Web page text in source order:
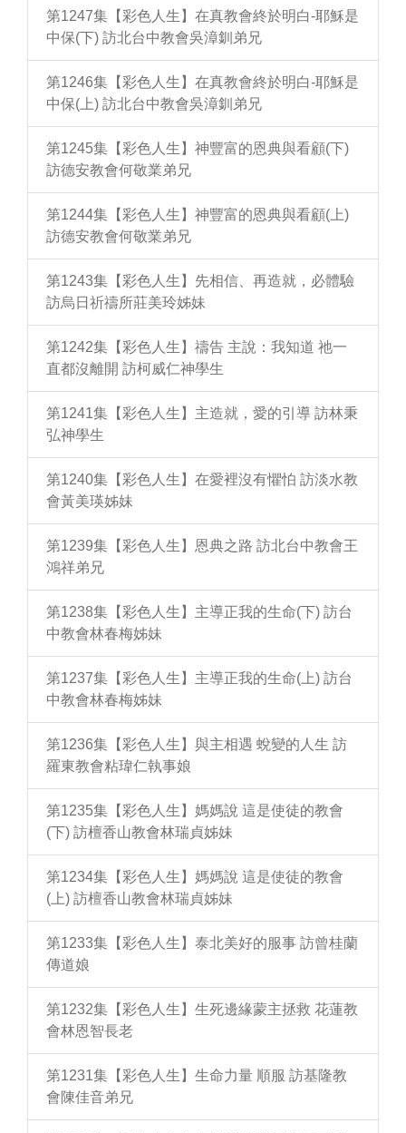
第1247集【彩色人生】在真教會終於明白-耶穌是
中保(下) 訪北台中教會吳漳釧弟兄
第1246集【彩色人生】在真教會終於明白-耶穌是
中保(上) 訪北台中教會吳漳釧弟兄
第1245集【彩色人生】神豐富的恩典與看顧(下)
訪德安教會何敬業弟兄
第1244集【彩色人生】神豐富的恩典與看顧(上)
訪德安教會何敬業弟兄
第1243集【彩色人生】先相信、再造就，必體驗
訪烏日祈禱所莊美玲姊妹
第1242集【彩色人生】禱告 主說：我知道 祂一
直都沒離開 訪柯威仁神學生
第1241集【彩色人生】主造就，愛的引導 訪林秉
弘神學生
第1240集【彩色人生】在愛裡沒有懼怕 訪淡水教
會黃美瑛姊妹
第1239集【彩色人生】恩典之路 訪北台中教會王
鴻祥弟兄
第1238集【彩色人生】主導正我的生命(下) 訪台
中教會林春梅姊妹
第1237集【彩色人生】主導正我的生命(上) 訪台
中教會林春梅姊妹
第1236集【彩色人生】與主相遇 蛻變的人生 訪
羅東教會粘瑋仁執事娘
第1235集【彩色人生】媽媽說 這是使徒的教會
(下) 訪檀香山教會林瑞貞姊妹
第1234集【彩色人生】媽媽說 這是使徒的教會
(上) 訪檀香山教會林瑞貞姊妹
第1233集【彩色人生】泰北美好的服事 訪曾桂蘭
傳道娘
第1232集【彩色人生】生死邊緣蒙主拯救 花蓮教
會林恩智長老
第1231集【彩色人生】生命力量 順服 訪基隆教
會陳佳音弟兄